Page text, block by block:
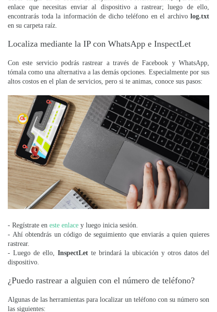
enlace que necesitas enviar al dispositivo a rastrear; luego de ello,
encontrarás toda la información de dicho teléfono en el archivo log.txt
en su carpeta raíz.
Localiza mediante la IP con WhatsApp e InspectLet
Con este servicio podrás rastrear a través de Facebook y WhatsApp,
tómala como una alternativa a las demás opciones. Especialmente por sus
altos costos en el plan de servicios, pero si te animas, conoce sus pasos:
- Regístrate en este enlace y luego inicia sesión.
- Ahí obtendrás un código de seguimiento que enviarás a quien quieres
rastrear.
- Luego de ello, InspectLet te brindará la ubicación y otros datos del
dispositivo.
¿Puedo rastrear a alguien con el número de teléfono?
Algunas de las herramientas para localizar un teléfono con su número son
las siguientes: